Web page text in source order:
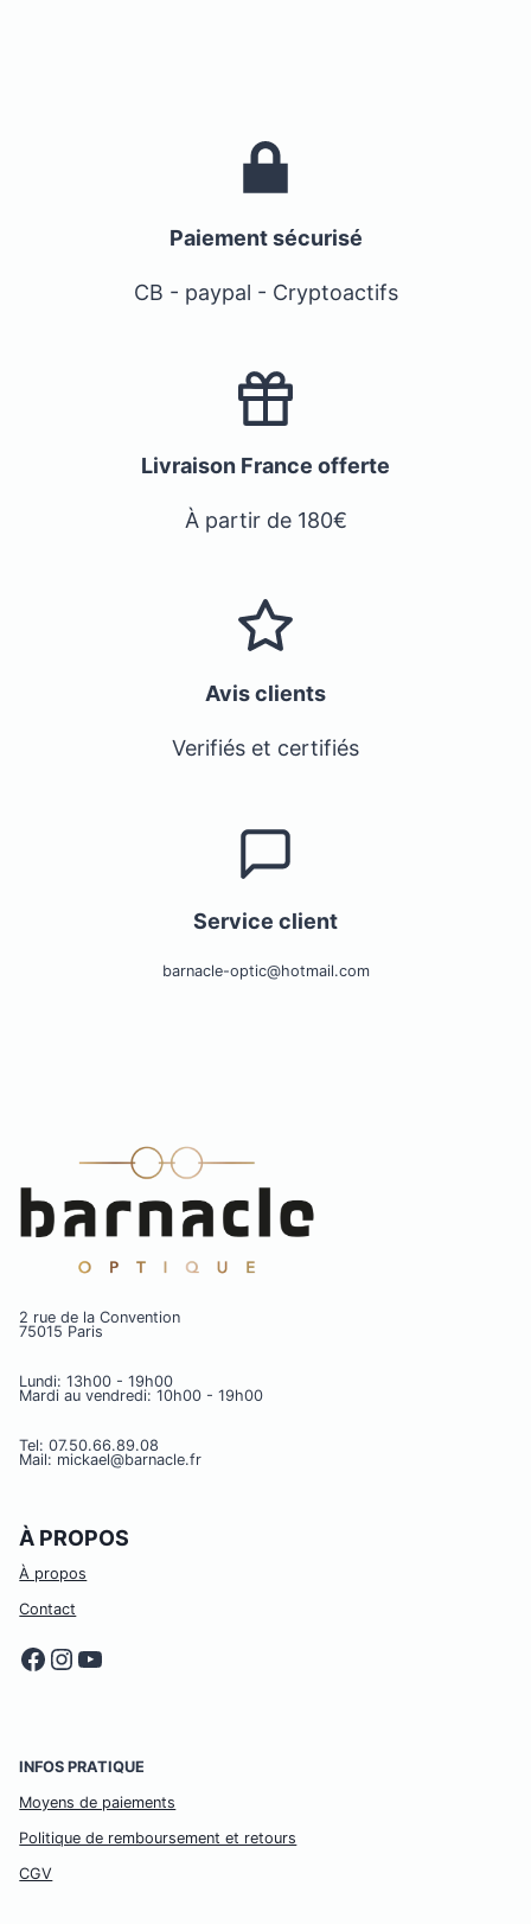
Paiement sécurisé
CB - paypal - Cryptoactifs
Livraison France offerte
À partir de 180€
Avis clients
Verifiés et certifiés
Service client
barnacle-optic@hotmail.com
2 rue de la Convention
75015 Paris
Lundi: 13h00 - 19h00
Mardi au vendredi: 10h00 - 19h00
Tel: 07.50.66.89.08
Mail: mickael@barnacle.fr
À PROPOS
À propos
Contact
Facebook
Instagram
YouTube
INFOS PRATIQUE
Moyens de paiements
Politique de remboursement et retours
CGV